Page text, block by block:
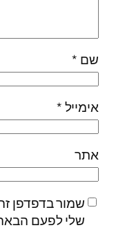
שם *
אימייל*
אתר
שמור בדפדפן
שלי לפעם